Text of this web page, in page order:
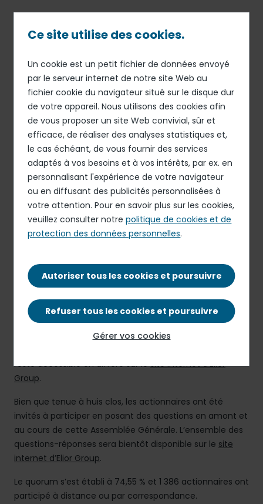
principal
Fil
d'Ariane
26 FÉV 21 FINANCE
Compte-rendu de
l’assemblée générale mixte
d’Elior Group du 26 février
2021
Communiqué de presse
PDF - 114.76 Ko
Dans le contexte de la crise Covid-19 et conformément
freiner sa propagation, l’Assemblée Générale Mixte d’Elior
Group du 26 février 2021 (ci-après l’ « Assemblée
Générale ») s’est réunie à huis clos, hors la présence
physique des actionnaires et des autres personnes
ayant le droit d’y participer.
reste accessible en différé sur lesite internet d’Elior
Group.
Bien que tenue à huis clos, les actionnaires ont été
invités à participer en posant des questions en amont et
au cours de cette Assemblée Générale. L’ensemble des
questions-réponses sera bientôt disponible sur le site
internet d’Elior Group.
Le quorum s’est établi à 74,55 % et 1 386 actionnaires ont
participé à distance ou par correspondance.
Ce site utilise des cookies.
Un cookie est un petit fichier de données envoyé
par le serveur internet de notre site Web au
fichier cookie du navigateur situé sur le disque dur
de votre appareil. Nous utilisons des cookies afin
de vous proposer un site Web convivial, sûr et
efficace, de réaliser des analyses statistiques et,
le cas échéant, de vous fournir des services
adaptés à vos besoins et à vos intérêts, par ex. en
personnalisant l'expérience de votre navigateur
ou en diffusant des publicités personnalisées à
votre attention. Pour en savoir plus sur les cookies,
veuillez consulter notrepolitique de cookies et de
protection des données personnelles.
Autoriser tous les cookies et poursuivre
Refuser tous les cookies et poursuivre
Gérer vos cookies